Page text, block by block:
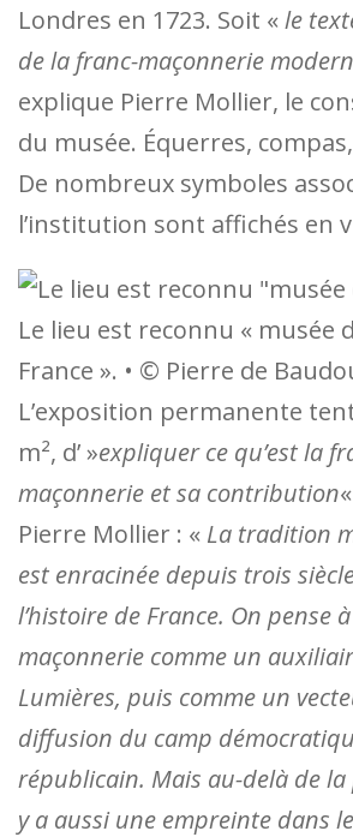
Londres en 1723. Soit «le
de la franc-maçonnerie
explique Pierre Mollier, le
du musée. Équerres,
De nombreux symboles
l’institution sont affichés en
Le lieu est reconnu « musée
France ». • © Pierre de
L’exposition permanente
m², d’ »expliquer ce qu’est la
maçonnerie et sa contribution
Pierre Mollier : « La tradition
est enracinée depuis trois
l’histoire de France. On pense
maçonnerie comme un
Lumières, puis comme un
diffusion du camp
républicain. Mais au-delà de
y a aussi une empreinte dans